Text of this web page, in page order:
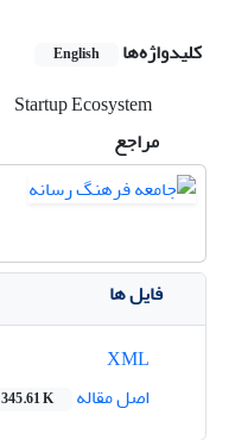
کلیدواژه‌ها
English
Startup Ecosystem
مراجع
فایل ها
اصل مقاله
345.61 K